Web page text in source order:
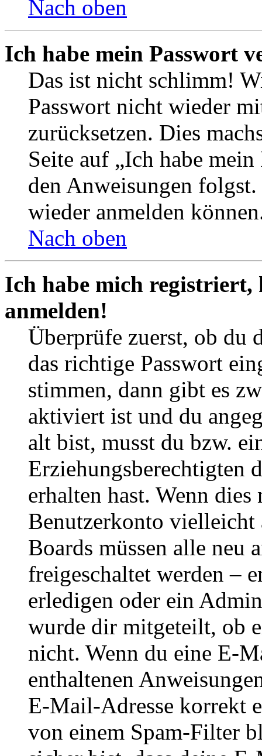
Nach oben
Ich habe mein Passwort
Das ist nicht schlimm!
Passwort nicht wieder
zurücksetzen. Dies
Seite auf „Ich habe
den Anweisungen
wieder anmelden
Nach oben
Ich habe mich
anmelden!
Überprüfe zuerst, ob du
das richtige Passwort
stimmen, dann gibt es
aktiviert ist und du
alt bist, musst du bzw.
Erziehungsberechtigten
erhalten hast. Wenn
Benutzerkonto
Boards müssen alle neu
freigeschaltet werden –
erledigen oder ein
wurde dir mitgeteilt, ob
nicht. Wenn du eine E-
enthaltenen
E-Mail-Adresse korrekt
von einem Spam-Filter